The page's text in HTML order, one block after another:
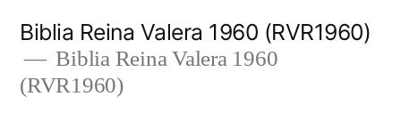
content
Biblia Reina Valera 1960 (RVR1960)
Biblia Reina Valera 1960
(RVR1960)